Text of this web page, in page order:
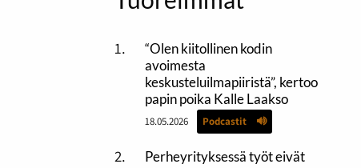
“Olen kiitollinen kodin
avoimesta
keskusteluilmapiiristä”, kertoo
papin poika Kalle Laakso
18.05.2026 Podcastit
Perheyrityksessä työt eivät